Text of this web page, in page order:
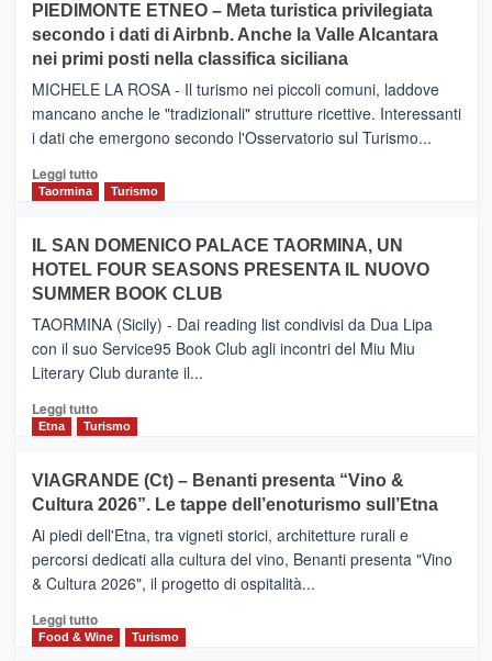
CATANIA
–
Inaugurato
il
nuovo
collegamento
tra
e
Zanzibar
da
Neos
PIEDIMONTE ETNEO – Meta turistica privilegiata
secondo i dati di Airbnb. Anche la Valle Alcantara
nei primi posti nella classifica siciliana
MICHELE LA ROSA - Il turismo nei piccoli comuni, laddove
mancano anche le "tradizionali" strutture ricettive. Interessanti
i dati che emergono secondo l'Osservatorio sul Turismo...
Leggi tuttoLeggi
PIEDIMONTE
ETNEO
–
Meta
turistica
privilegiata
secondo
dati
di
Anche
la
Alcantara
nei
primi
nella
classifica
Taormina Turismo
IL SAN DOMENICO PALACE TAORMINA, UN
HOTEL FOUR SEASONS PRESENTA IL NUOVO
SUMMER BOOK CLUB
TAORMINA (Sicily) - Dai reading list condivisi da Dua Lipa
con il suo Service95 Book Club agli incontri del Miu Miu
Literary Club durante il...
Leggi tuttoLeggi
di
IL
SAN
DOMENICO
PALACE
TAORMINA,
UN
HOTEL
FOUR
Etna Turismo
VIAGRANDE (Ct) – Benanti presenta “Vino &
Cultura 2026”. Le tappe dell’enoturismo sull’Etna
Ai piedi dell'Etna, tra vigneti storici, architetture rurali e
percorsi dedicati alla cultura del vino, Benanti presenta "Vino
& Cultura 2026", il progetto di ospitalità...
Leggi tuttoLeggi
di
Food & Wine Turismo